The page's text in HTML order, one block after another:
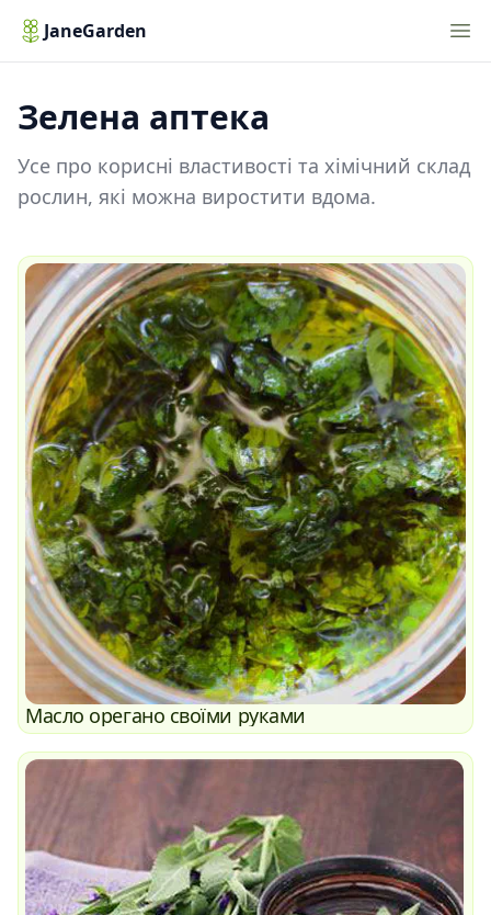
JaneGarden
Зелена аптека
Усе про корисні властивості та хімічний склад
рослин, які можна виростити вдома.
Масло орегано своїми руками